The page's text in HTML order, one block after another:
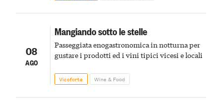
08
AGO
Mangiando sotto le stelle
Passeggiata enogastronomica in notturna per
gustare i prodotti ed i vini tipici vicesi e locali
Vicoforte Wine & Food